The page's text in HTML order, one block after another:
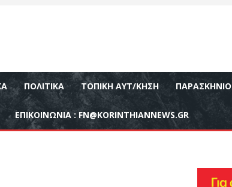
ΠΟΛΙΤΙΚΆ ΤΟΠΙΚΉ ΑΥΤ/ΚΗΣΗ ΠΑΡΑΣΚΉΝΙΟ
ΕΠΙΚΟΙΝΩΝΊΑ : FN@KORINTHIANNEWS.GR